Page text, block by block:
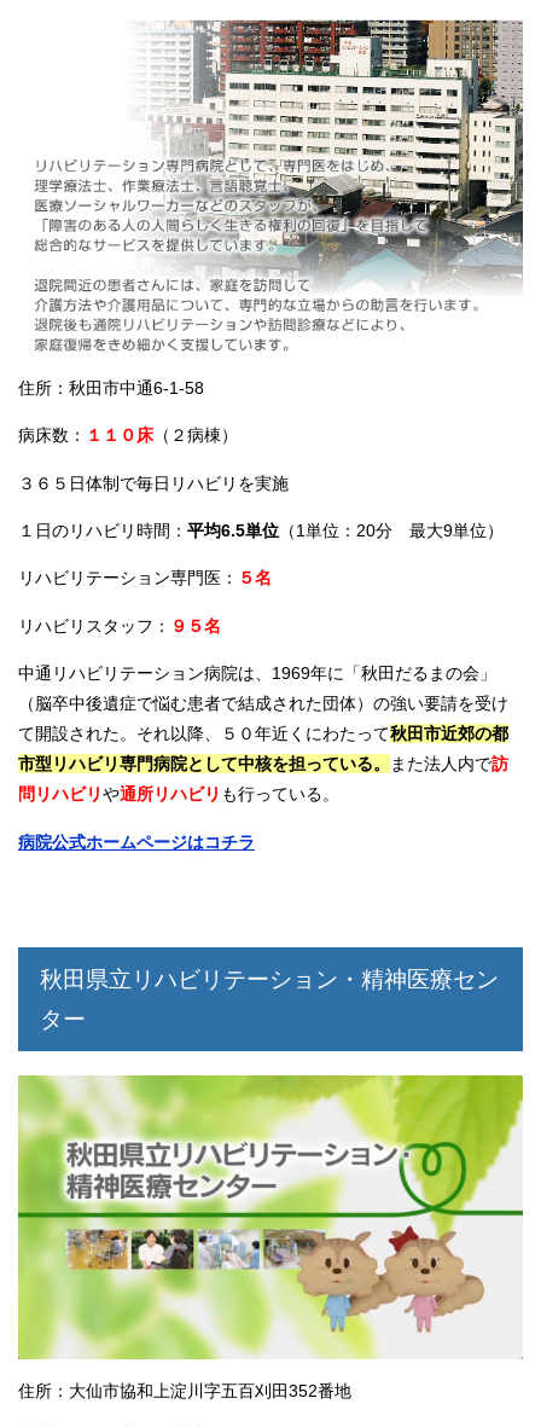
住所：秋田市中通6-1-58
病床数： １１０床 （２病棟）
３６５日体制で毎日リハビリを実施
１日のリハビリ時間： 平均6.5単位 （1単位：20分 最大9単位）
リハビリテーション専門医： ５名
リハビリスタッフ： ９５名
中通リハビリテーション病院は、1969年に「秋田だるまの会」
（脳卒中後遺症で悩む患者で結成された団体）の強い要請を受け
て開設された。それ以降、５０年近くにわたって秋田市近郊の都
市型リハビリ専門病院として中核を担っている。
また法人内で訪
問リハビリや通所リハビリ も行っている。
病院公式ホームページはコチラ
秋田県立リハビリテーション・精神医療セン
ター
住所：大仙市協和上淀川字五百刈田352番地